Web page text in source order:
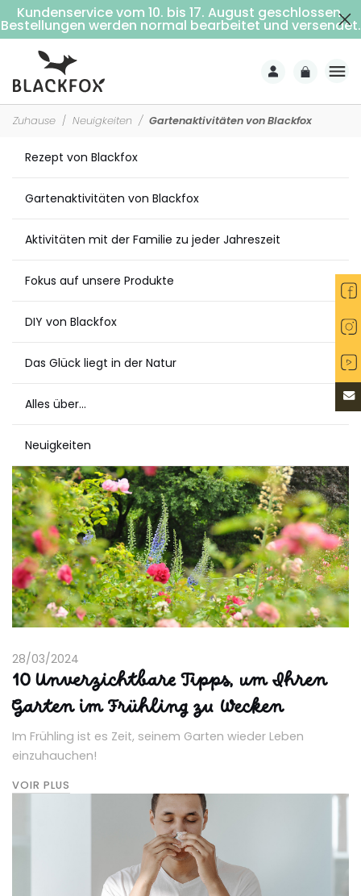
Kostenlose Lieferung ab 69€ Einkaufswert (Nach Hause mit Unterschrift)
Zuhause Neuigkeiten Gartenaktivitäten von Blackfox
Rezept von Blackfox
Gartenaktivitäten von Blackfox
Aktivitäten mit der Familie zu jeder Jahreszeit
Fokus auf unsere Produkte
DIY von Blackfox
Das Glück liegt in der Natur
Alles über...
Neuigkeiten
28/03/2024
10 Unverzichtbare Tipps, um Ihren
Garten im Frühling zu Wecken
Im Frühling ist es Zeit, seinem Garten wieder Leben
einzuhauchen!
VOIR PLUS
Kundenservice vom 10. bis 17. August geschlossen.
Bestellungen werden normal bearbeitet und versendet.